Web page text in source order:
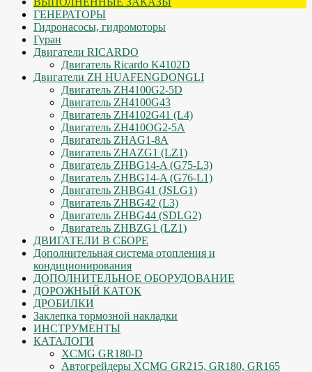
ГЕНЕРАТОРЫ
Гидронасосы, гидромоторы
Гуран
Двигатели RICARDO
Двигатель Ricardo K4102D
Двигатели ZH HUAFENGDONGLI
Двигатель ZH4100G2-5D
Двигатель ZH4100G43
Двигатель ZH4102G41 (L4)
Двигатель ZH410OG2-5A
Двигатель ZHAG1-8A
Двигатель ZHAZG1 (LZ1)
Двигатель ZHBG14-A (G75-L3)
Двигатель ZHBG14-A (G76-L1)
Двигатель ZHBG41 (JSLG1)
Двигатель ZHBG42 (L3)
Двигатель ZHBG44 (SDLG2)
Двигатель ZHBZG1 (LZ1)
ДВИГАТЕЛИ В СБОРЕ
Дополнительная система отопления и
кондиционирования
ДОПОЛНИТЕЛЬНОЕ ОБОРУДОВАНИЕ
ДОРОЖНЫЙ КАТОК
ДРОБИЛКИ
Заклепка тормозной накладки
ИНСТРУМЕНТЫ
КАТАЛОГИ
XCMG GR180-D
Автогрейдеры XCMG GR215, GR180, GR165